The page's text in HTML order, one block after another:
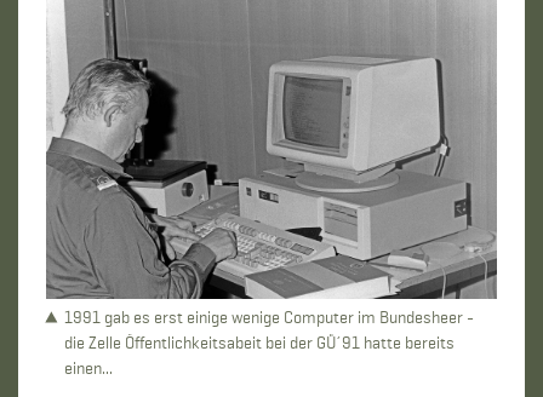
1991 gab es erst einige wenige Computer im Bundesheer -
die Zelle Öffentlichkeitsabeit bei der GÜ´91 hatte bereits
einen...